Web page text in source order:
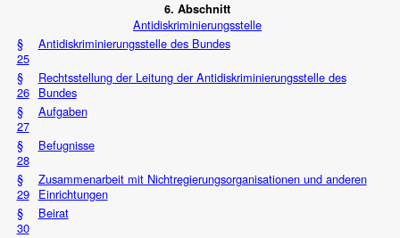
6. Abschnitt
Antidiskriminierungsstelle
§
25
Antidiskriminierungsstelle des Bundes
§
26
Rechtsstellung der Leitung der Antidiskriminierungsstelle des
Bundes
§
27
Aufgaben
§
28
Befugnisse
§
29
Zusammenarbeit mit Nichtregierungsorganisationen und anderen
Einrichtungen
§
30
Beirat